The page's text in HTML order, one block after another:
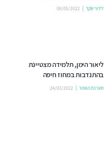
לידור שקד 08/05/2022
ליאור הימן, תלמידה מצטיינת
בהתנדבות במחוז חיפה
מערכת האתר 24/03/2022